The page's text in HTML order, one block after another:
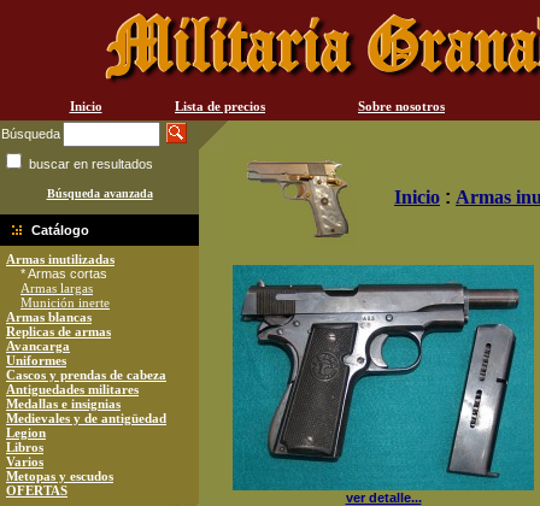
Inicio Lista de precios
Sobre nosotros
Búsqueda
buscar en resultados
Búsqueda avanzada
Catálogo
Armas inutilizadas
* Armas cortas
Armas largas
Munición inerte
Armas blancas
Replicas de armas
Avancarga
Uniformes
Cascos y prendas de cabeza
Antiguedades militares
Medallas e insignias
Medievales y de antigüedad
Legion
Libros
Varios
Metopas y escudos
OFERTAS
Inicio : Armas
ver detalle...